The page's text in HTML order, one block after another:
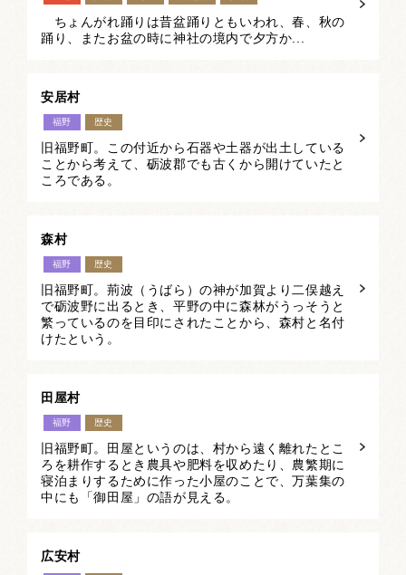
ちょんがれ踊りは昔盆踊りともいわれ、春、秋の
踊り、またお盆の時に神社の境内で夕方か...
安居村
福野 歴史
旧福野町。この付近から石器や土器が出土している
ことから考えて、砺波郡でも古くから開けていたと
ころである。
森村
福野 歴史
旧福野町。荊波（うばら）の神が加賀より二俣越え
で砺波野に出るとき、平野の中に森林がうっそうと
繁っているのを目印にされたことから、森村と名付
けたという。
田屋村
福野 歴史
旧福野町。田屋というのは、村から遠く離れたとこ
ろを耕作するとき農具や肥料を収めたり、農繁期に
寝泊まりするために作った小屋のことで、万葉集の
中にも「御田屋」の語が見える。
広安村